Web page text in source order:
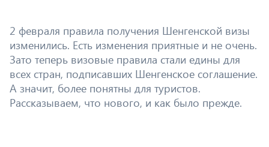
2 февраля правила получения Шенгенской визы
изменились. Есть изменения приятные и не очень.
Зато теперь визовые правила стали едины для
всех стран, подписавших Шенгенское соглашение.
А значит, более понятны для туристов.
Рассказываем, что нового, и как было прежде.